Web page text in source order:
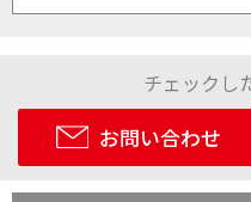
チェックし
お問い合わせ